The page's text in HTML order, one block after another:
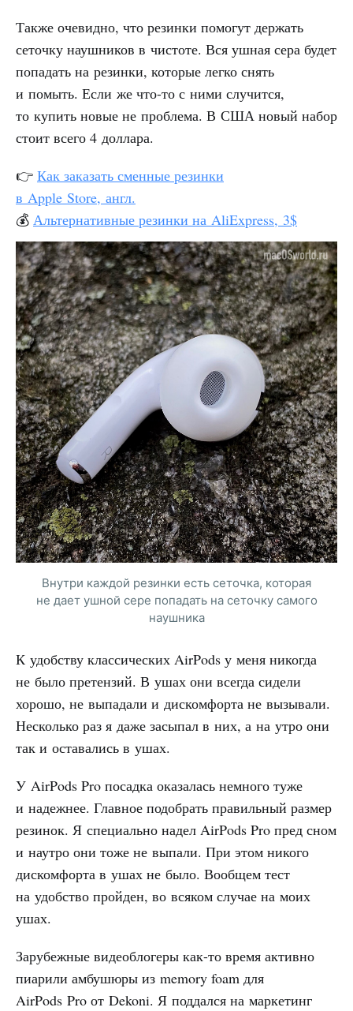
Также очевидно, что резинки помогут держать
сеточку наушников в чистоте. Вся ушная сера будет
попадать на резинки, которые легко снять
и помыть. Если же что-то с ними случится,
то купить новые не проблема. В США новый набор
стоит всего 4 доллара.
👉 Как заказать сменные резинки
в Apple Store, англ.
💰 Альтернативные резинки на AliExpress, 3$
Внутри каждой резинки есть сеточка, которая
не дает ушной сере попадать на сеточку самого
наушника
К удобству классических AirPods у меня никогда
не было претензий. В ушах они всегда сидели
хорошо, не выпадали и дискомфорта не вызывали.
Несколько раз я даже засыпал в них, а на утро они
так и оставались в ушах.
У AirPods Pro посадка оказалась немного туже
и надежнее. Главное подобрать правильный размер
резинок. Я специально надел AirPods Pro пред сном
и наутро они тоже не выпали. При этом никого
дискомфорта в ушах не было. Вообщем тест
на удобство пройден, во всяком случае на моих
ушах.
Зарубежные видеоблогеры как-то время активно
пиарили амбушюры из memory foam для
AirPods Pro от Dekoni. Я поддался на маркетинг